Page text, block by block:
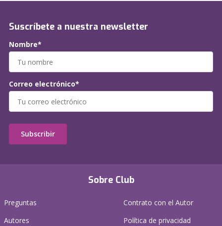
Sobre Club
Preguntas
Autores
Contrato con el Autor
Política de privacidad
Suscríbete a nuestra newsletter
Nombre*
Correo electrónico*
Subscribir